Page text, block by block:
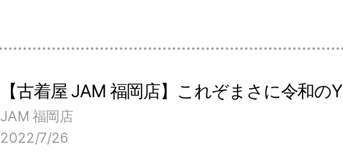
【古着屋 JAM 福岡店】これぞまさに令和の
JAM 福岡店
2022/7/26